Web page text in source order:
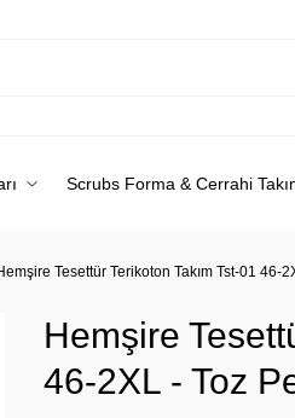
Scrubs Forma & Cerrahi
Tesettür Terikoton Takım Tst-01 46-
Hemşire
46-2XL - Toz